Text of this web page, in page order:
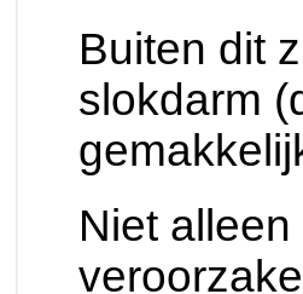
Buiten dit
slokdarm
Niet